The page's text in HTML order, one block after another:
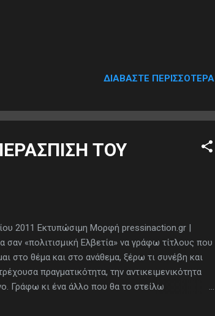
ΔΙΑΒΆΣΤΕ ΠΕΡΙΣΣΌΤΕΡΑ
ΤΟΥ
2011 Εκτυπώσιμη Μορφή pressinaction.gr |
«πολιτισμική Ελβετία» να γράφω τίτλους που
στο θέμα και στο ανάθεμα, ξέρω τι συνέβη και
πραγματικότητα, την αντικειμενικότητα
Γράφω κι ένα άλλο που θα το στείλω